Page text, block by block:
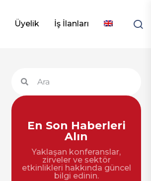
Üyelik İş İlanları
En Son Haberleri
Alın
Yaklaşan konferanslar,
zirveler ve sektör
etkinlikleri hakkında güncel
bilgi edinin.